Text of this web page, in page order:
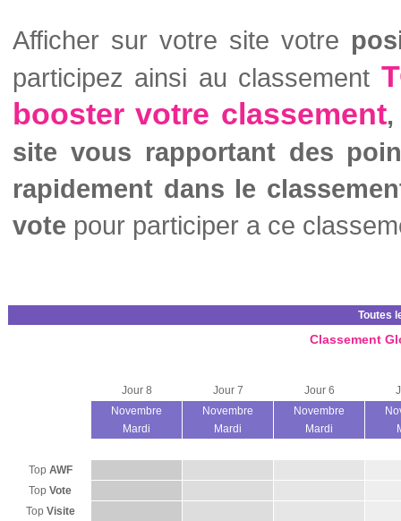
Afficher sur votre site votre
participez ainsi au classement
booster votre classement,
site vous rapportant des
rapidement dans le
vote pour participer a ce
Toutes
Classement
Jour 8 Jour 7 Jour 6
Novembre
Mardi
Novembre
Mardi
Novembre
Mardi
Top AWF
Top Vote
Top Visite